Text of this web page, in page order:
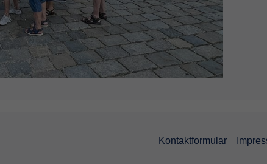
Kontaktformular